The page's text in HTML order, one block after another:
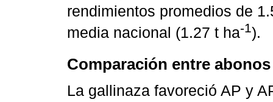
rendimientos promedios de
media nacional (1.27 t ha-1).
Comparación entre abonos
La gallinaza favoreció AP y